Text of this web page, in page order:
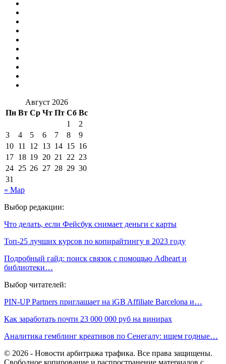
Август 2026
Пн Вт Ср Чт Пт Сб Вс
1
2
3
4 5 6 7 8
9
10 11 12 13 14 15 16
17 18 19 20 21 22 23
24 25 26 27 28 29 30
31
« Мар
Выбор редакции:
Что делать, если Фейсбук снимает деньги с карты
Топ-25 лучших курсов по копирайтингу в 2023 году
Подробный гайд: поиск связок с помощью Adheart и
библиотеки…
Выбор читателей:
PIN-UP Partners приглашает на iGB Affiliate Barcelona и…
Как заработать почти 23 000 000 руб на винирах
Аналитика гемблинг креативов по Сенегалу: ищем годные…
© 2026 - Новости арбитража трафика. Все права защищены.
Свободное копирование и распространение материалов с